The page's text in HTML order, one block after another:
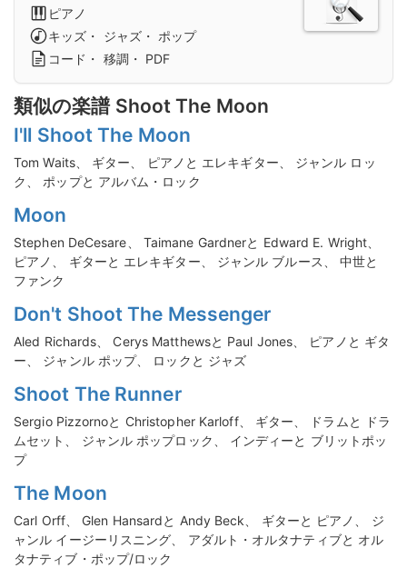
ピアノ
キッズ・ ジャズ・ ポップ
コード・ 移調・ PDF
類似の楽譜 Shoot The Moon
I'll Shoot The Moon
Tom Waits、 ギター、 ピアノと エレキギター、 ジャンル ロッ
ク、 ポップと アルバム・ロック
Moon
Stephen DeCesare、 Taimane Gardnerと Edward E. Wright、
ピアノ、 ギターと エレキギター、 ジャンル ブルース、 中世と
ファンク
Don't Shoot The Messenger
Aled Richards、 Cerys Matthewsと Paul Jones、 ピアノと ギタ
ー、 ジャンル ポップ、 ロックと ジャズ
Shoot The Runner
Sergio Pizzornoと Christopher Karloff、 ギター、 ドラムと ドラ
ムセット、 ジャンル ポップロック、 インディーと ブリットポッ
プ
The Moon
Carl Orff、 Glen Hansardと Andy Beck、 ギターと ピアノ、 ジ
ャンル イージーリスニング、 アダルト・オルタナティブと オル
タナティブ・ポップ/ロック